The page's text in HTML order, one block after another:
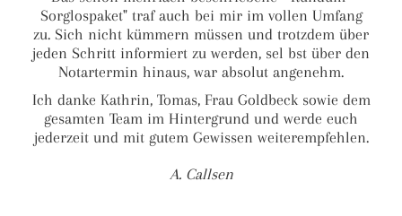
Sorglospaket" traf auch bei mir im vollen Umfang
zu. Sich nicht kümmern müssen und trotzdem über
jeden Schritt informiert zu werden, sel bst über den
Notartermin hinaus, war absolut angenehm.
Ich danke Kathrin, Tomas, Frau Goldbeck sowie dem
gesamten Team im Hintergrund und werde euch
jederzeit und mit gutem Gewissen weiterempfehlen.
A. Callsen